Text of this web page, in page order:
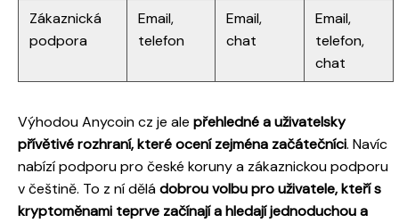
Zákaznická
podpora
Email,
telefon
Email,
chat
Email,
telefon,
chat
Výhodou Anycoin cz je ale přehledné a uživatelsky
přívětivé rozhraní, které ocení zejména začátečníci. Navíc
nabízí podporu pro české koruny a zákaznickou podporu
v češtině. To z ní děládobrou volbu pro uživatele, kteří s
kryptoměnami teprve začínají a hledají jednoduchou a